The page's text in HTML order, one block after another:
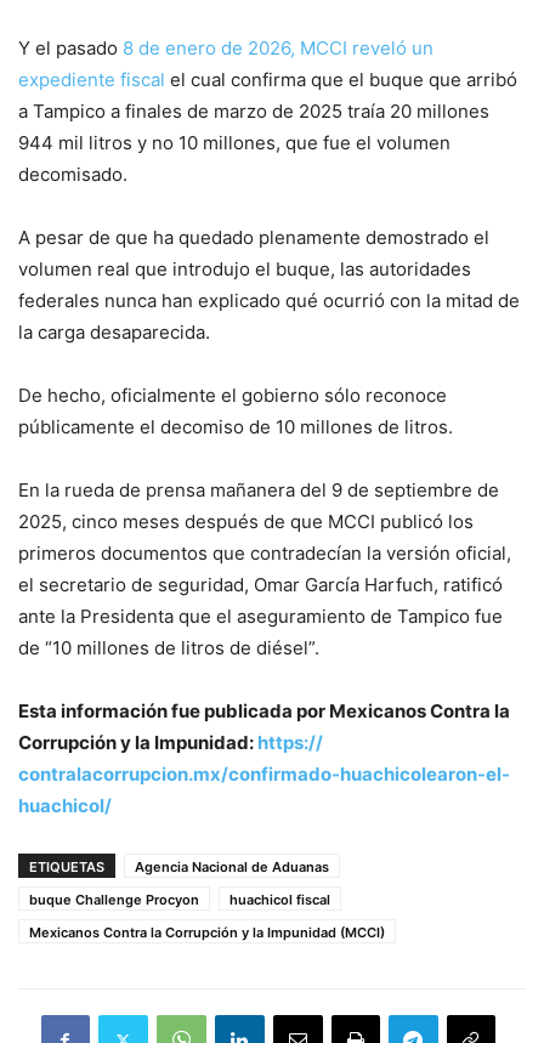
Y el pasado 8 de enero de 2026, MCCI reveló un
expediente fiscal el cual confirma que el buque que arribó
a Tampico a finales de marzo de 2025 traía 20 millones
944 mil litros y no 10 millones, que fue el volumen
decomisado.
A pesar de que ha quedado plenamente demostrado el
volumen real que introdujo el buque, las autoridades
federales nunca han explicado qué ocurrió con la mitad de
la carga desaparecida.
De hecho, oficialmente el gobierno sólo reconoce
públicamente el decomiso de 10 millones de litros.
En la rueda de prensa mañanera del 9 de septiembre de
2025, cinco meses después de que MCCI publicó los
primeros documentos que contradecían la versión oficial,
el secretario de seguridad, Omar García Harfuch, ratificó
ante la Presidenta que el aseguramiento de Tampico fue
de “10 millones de litros de diésel”.
Esta información fue publicada por Mexicanos Contra la
Corrupción y la Impunidad: https://
contralacorrupcion.mx/confirmado-huachicolearon-el-
huachicol/
ETIQUETAS
Agencia Nacional de Aduanas
buque Challenge Procyon
huachicol fiscal
Mexicanos Contra la Corrupción y la Impunidad (MCCI)